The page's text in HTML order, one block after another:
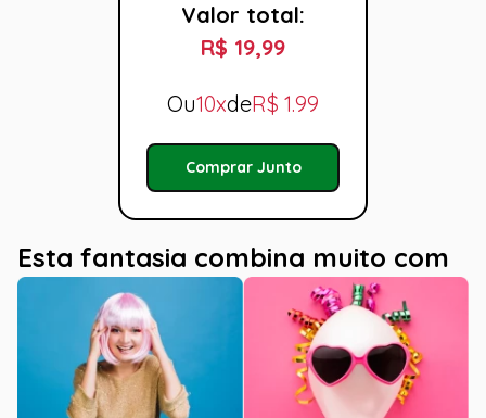
Valor total:
R$ 19,99
Ou10xdeR$ 1.99
Comprar Junto
Esta fantasia combina muito com